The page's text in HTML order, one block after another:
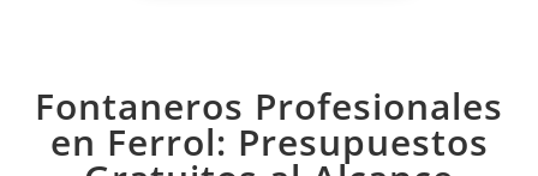
Fontaneros Profesionales
en Ferrol: Presupuestos